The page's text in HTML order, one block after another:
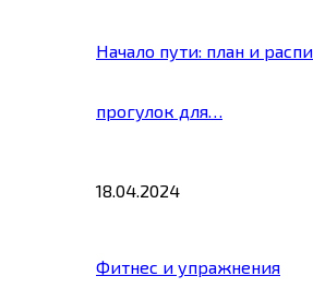
Начало пути: план и
прогулок для…
18.04.2024
Фитнес и упражнения